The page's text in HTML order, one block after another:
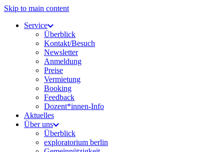
Skip to main content
Service
Überblick
Kontakt/Besuch
Newsletter
Anmeldung
Preise
Vermietung
Booking
Feedback
Dozent*innen-Info
Aktuelles
Über uns
Überblick
exploratorium berlin